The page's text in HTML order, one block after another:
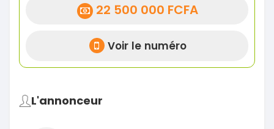
22 500 000 FCFA
Voir le numéro
L'annonceur